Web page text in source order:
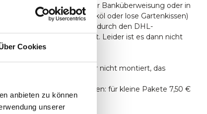
Cookies
anbieten zu können
unserer
bezahlen. Lieferung per Banküberweisung oder in
Kleinteile (wie z.B. Teaköl oder lose Gartenkissen)
aus, sondern lassen dies durch den DHL-
durch den DHL-Paketdienst. Leider ist es dann nicht
zu bezahlen.
geliefert, aber nicht montiert, das
500 € Bestellwert betragen: für kleine Pakete 7,50 €
24,95 €.